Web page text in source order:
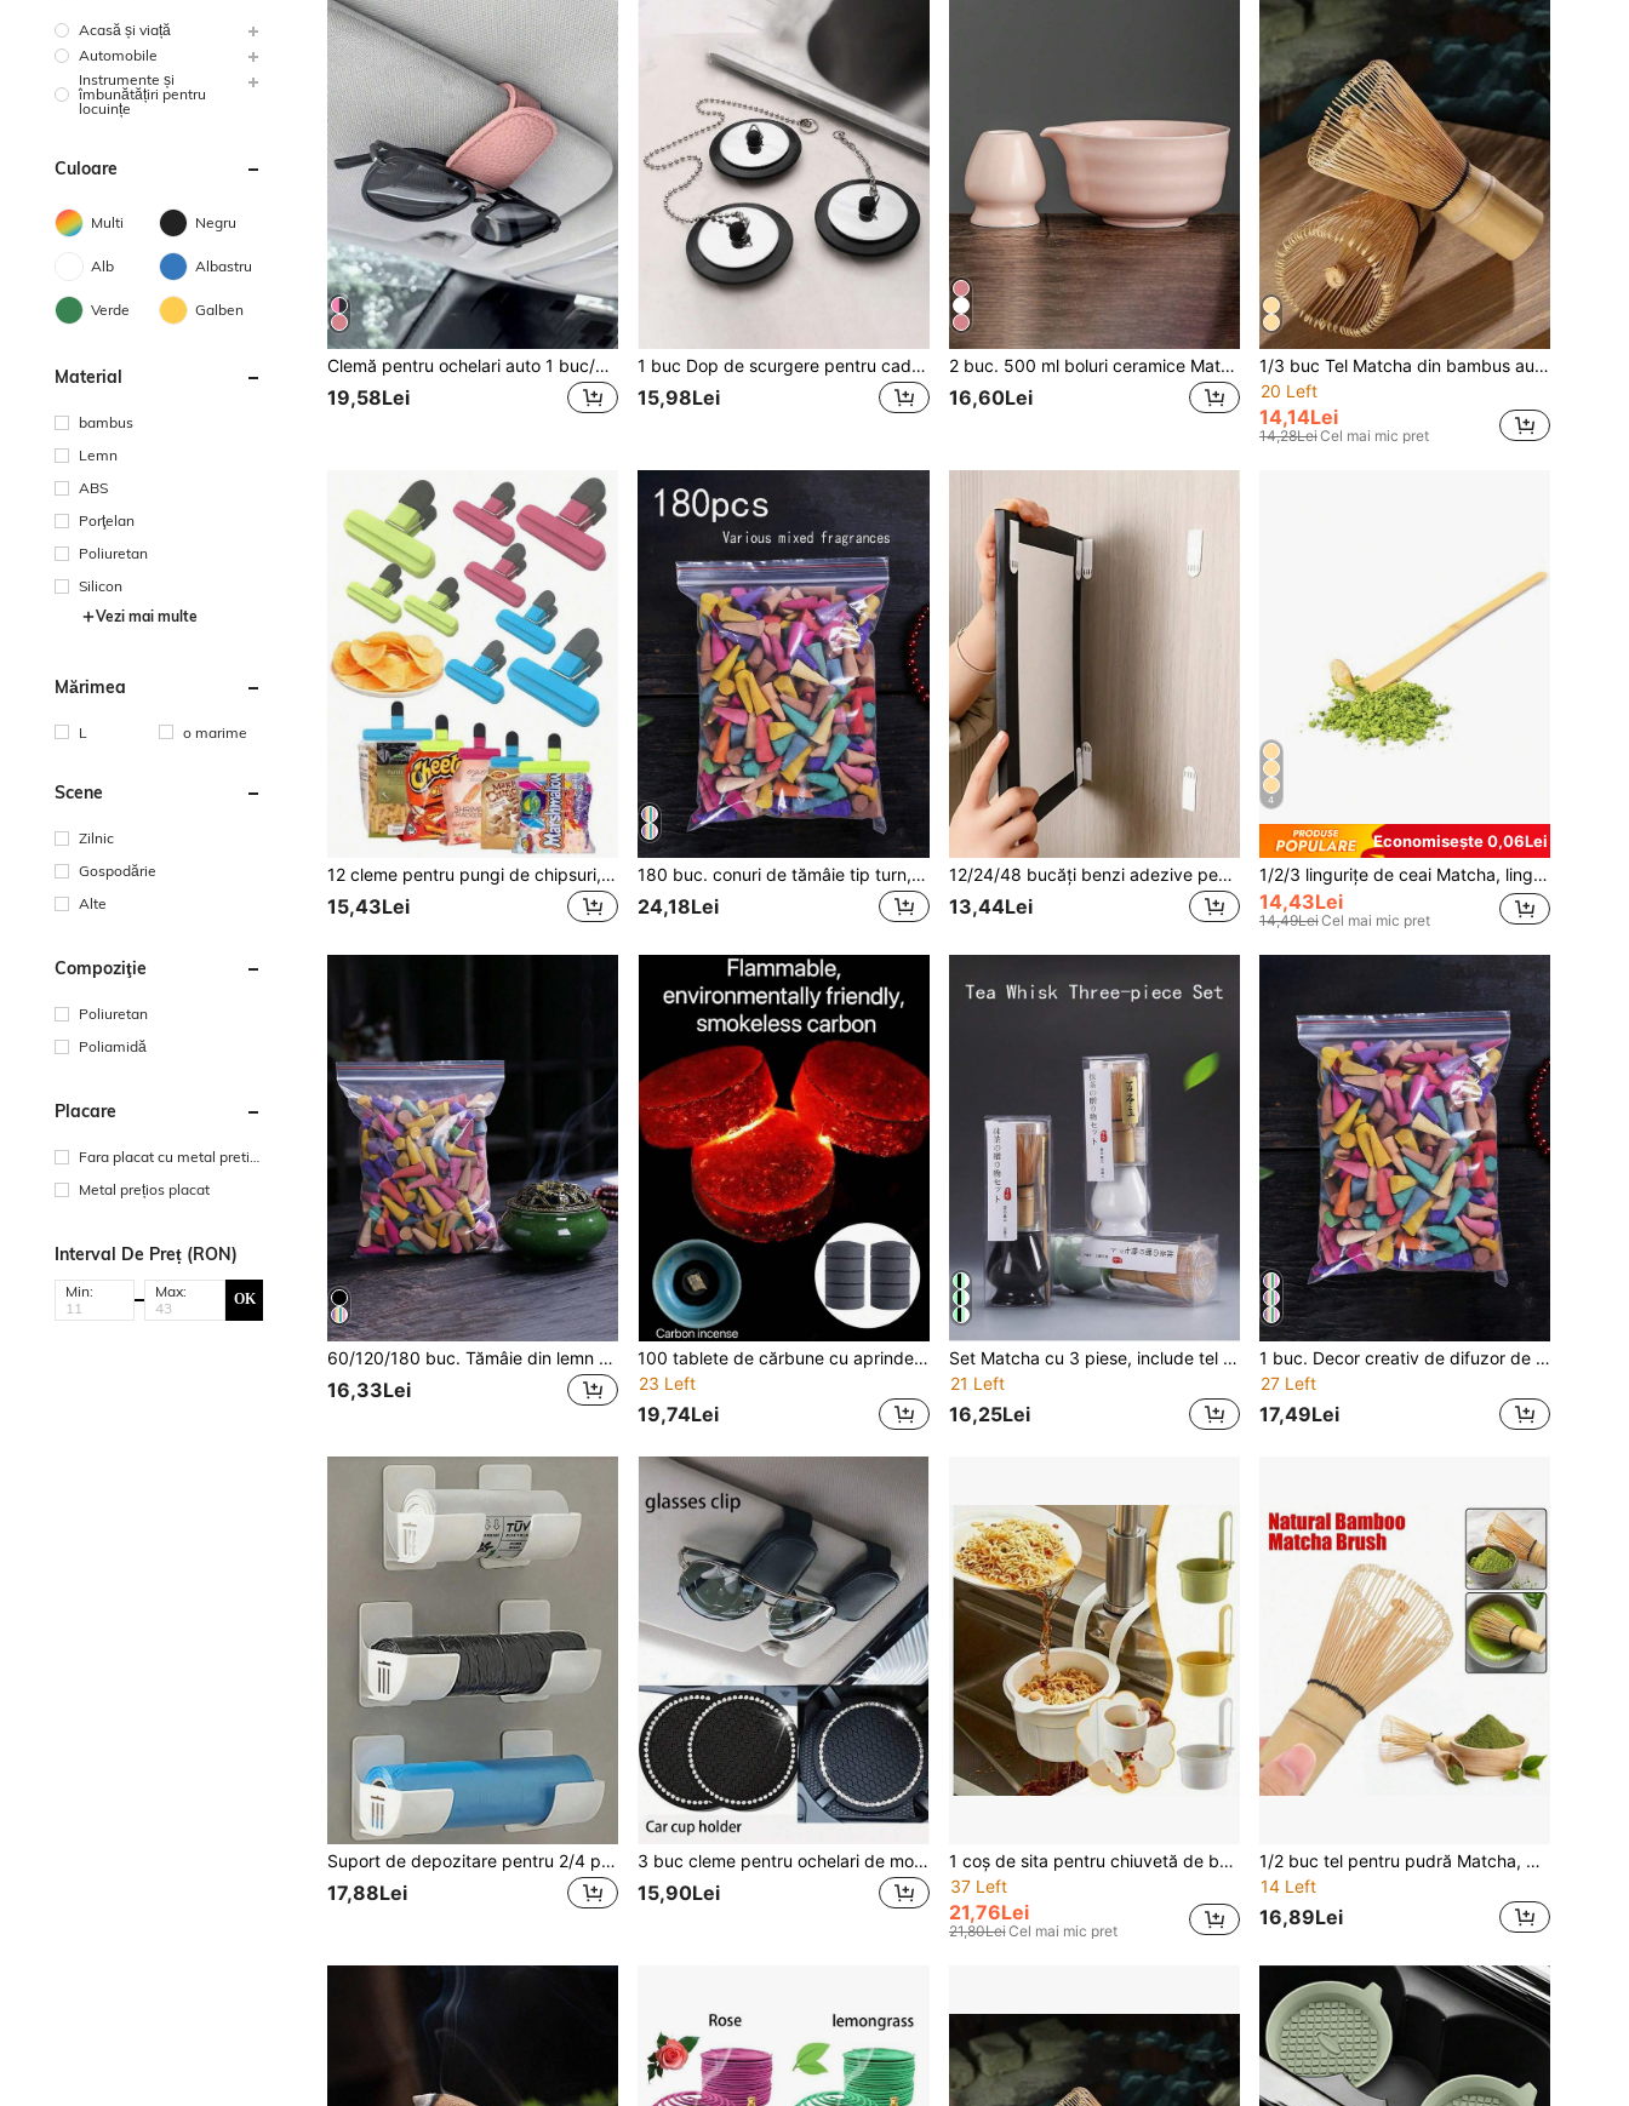
Acasă și viață
Automobile
Instrumente și
îmbunătățiri pentru
locuințe
Culoare
Multi Negru
Alb Albastru
Verde Galben
Material
bambus
Lemn
ABS
Porţelan
Poliuretan
Silicon
Vezi mai multe
Mărimea
L o marime
Scene
Zilnic
Gospodărie
Alte
Compoziţie
Poliuretan
Poliamidă
Placare
Fara placat cu metal pretio
Metal prețios placat
Interval De Preț (RON)
Min: Max: OK
Clemă pentru ochelari auto 1 buc/2 buc, suport multifuncțional pentru ochelari auto la modă, suport pentru ochelari pentru vizor, clemă multifuncțională pentru depozitarea ochelarilor auto la modă, clemă magnetică pentru ochelari la modă, clemă organizator pentru ochelari auto la modă
19,58Lei
1 buc Dop de scurgere pentru cadă, Dop de scurgere impermeabil anti-miros pentru baie, Rezistent la coroziune și anti-deformare, Dop de scurgere pentru chiuvetă
15,98Lei
2 buc. 500 ml boluri ceramice Matcha cu filet multi-stil, set de ceai, preparare Matcha, deserturi și produse de patiserie, instrumente pentru ceremonia ceaiului, portabile și convenabile, boluri de ceai în stil japonez, potrivite pentru întâlniri de afaceri, aprecierea artei, călătorii și timp liber
16,60Lei
1/3 buc Tel Matcha din bambus auriu lucrat manual, tel Matcha tradițional japonez - Tel Matcha din bambus organic durabil
20 Left
14,14Lei
14,28LeiCel mai mic pret
12 cleme pentru pungi de chipsuri, cleme portabile mari pentru pungi de chipsuri, disponibile în mai multe dimensiuni, cleme modernizate cu gură largă pentru pungi alimentare cu etanșare etanșă, set de scule pentru cleme de etanșare rezistente
15,43Lei
180 buc. conuri de tămâie tip turn, parfumate și deodorizante, din agarwood și sandalwood, cu efect de reflux, 100% naturale, făcute manual, tămâie cascadă, trandafir, laleală, iasomie, lavandă
24,18Lei
12/24/48 bucăți benzi adezive pentru fixarea ramelor, design dublu-față cu cârlig și buclă, ușor de instalat și îndepărtat, potrivite pentru telecomenzi, rame pentru tablouri, prize și altele
13,44Lei
4
Economisește 0,06Lei
1/2/3 lingurițe de ceai Matcha, linguriță de ceai din bambus pentru ceremonia ceaiului dinastiei Song, accesorii pentru ceremonia ceaiului, ceremonia ceaiului japonez, sezonul de întoarcere la școală
14,43Lei
14,49LeiCel mai mic pret
60/120/180 buc. Tămâie din lemn de santal în vrac, tămâie cu reflux pentru dormitor, furnizată de furnizor
16,33Lei
100 tablete de cărbune cu aprindere rapidă, potrivite pentru tămâie, tămâie arabă, cărbune fără fum, potrivite pentru ardere acasă, grătar, șeminee interioare, camping în aer liber și preparare ceai
23 Left
19,74Lei
Set Matcha cu 3 piese, include tel din bambus, linguriță de ceai, bol de ceai din ceramică, ustensile tradiționale de ceai, ustensile de uz casnic pentru prepararea ceaiului, set de ceai, cadou de ziua de naștere pentru iubitorii de Matcha și ceai
21 Left
16,25Lei
1 buc. Decor creativ de difuzor de aromă suspendat, potrivit pentru sufragerie, dormitor, birou, ideal pentru Halloween, Crăciun, ziua de naștere, cadou de absolvire, difuzor de parfum pentru casă
27 Left
17,49Lei
Suport de depozitare pentru 2/4 pungi de gunoi fără perforații, raft de depozitare pentru bucătărie cu spațiu ajustabil, potrivit pentru pungi de gunoi, folie alimentară, umbrele, sucitor, raft pentru folie alimentară
17,88Lei
3 buc cleme pentru ochelari de modă pentru vizor auto, suport multifuncțional pentru ochelari de modă pentru mașină, suport pentru ochelari de modă pentru vizor, cutie pentru ochelari de modă pentru mașină și clemă de depozitare multifuncțională, clemă magnetică pentru ochelari de modă, clemă pentru bancnote, organizator de depozitare pentru ochelari de modă pentru vizor
15,90Lei
1 coș de sita pentru chiuvetă de bucătărie, coș de sita pentru chiuvetă cu autocurățare, tip presare - coș de scurgere automată a deșeurilor alimentare, fund detașabil, pentru filtrarea deșeurilor de bucătărie, ușor de instalat și dezasamblat, potrivit pentru designul modern al bucătăriei.
37 Left
21,76Lei
21,80LeiCel mai mic pret
1/2 buc tel pentru pudră Matcha, pensulă pentru ceai din bambus, bețișor pentru amestecat ceai verde, un accesoriu indispensabil pentru acasă și pentru întoarcerea la școală
14 Left
16,89Lei